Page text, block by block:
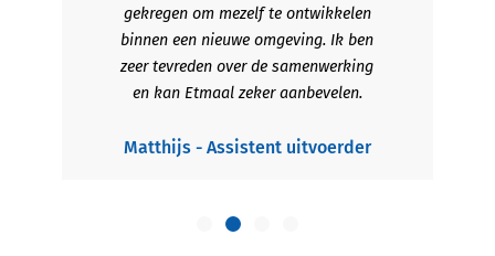
gekregen om mezelf te ontwikkelen
binnen een nieuwe omgeving. Ik ben
zeer tevreden over de samenwerking
en kan Etmaal zeker aanbevelen.
Matthijs - Assistent uitvoerder